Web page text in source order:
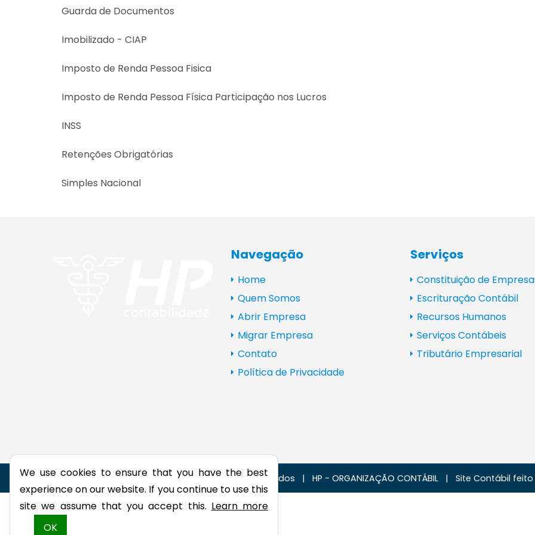
Guarda de Documentos
Imobilizado - CIAP
Imposto de Renda Pessoa Fisica
Imposto de Renda Pessoa Física Participação nos Lucros
INSS
Retenções Obrigatórias
Simples Nacional
Navegação
Home
Quem Somos
Abrir Empresa
Migrar Empresa
Contato
Política de Privacidade
Serviços
Constituição de
Escrituração Contábil
Recursos Humanos
Serviços Contábeis
Tributário Empresarial
©2026. Todos os direitos reservados | HP - ORGANIZAÇÃO CONTÁBIL | Site Contábil
We use cookies to ensure that you have the best
experience on our website. If you continue to use this
site we assume that you accept this. Learn more
OK